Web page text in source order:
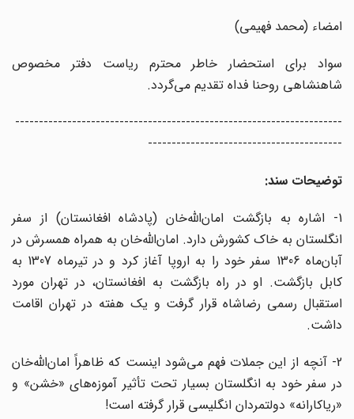
امضاء (محمد فهیمی)
سواد برای استحضار خاطر محترم ریاست دفتر مخصوص
شاهنشاهی روحنا فداه تقدیم می‌گردد.
---------------------------------------------------------------------
-----------------------------------------
توضیحات سند:
1- اشاره به بازگشت امان‌الله‌خان (پادشاه افغانستان) از سفر
انگلستان به خاک کشورش دارد. امان‌الله‌خان به همراه همسرش در
آبان‌ماه 1306 سفر خود را به اروپا آغاز کرد و در تیرماه 1307 به
کابل بازگشت. او در راه بازگشت به افغانستان، در تهران مورد
استقبال رسمی رضاشاه قرار گرفت و یک هفته در تهران اقامت
داشت.
2- آنچه از این جملات فهم می‌شود اینست که ظاهراً امان‌الله‌خان
در سفر خود به انگلستان بسیار تحت تأثیر آموزه‌های «خشن» و
«ریاکارانه» دولتمردان انگلیسی قرار گرفته است!